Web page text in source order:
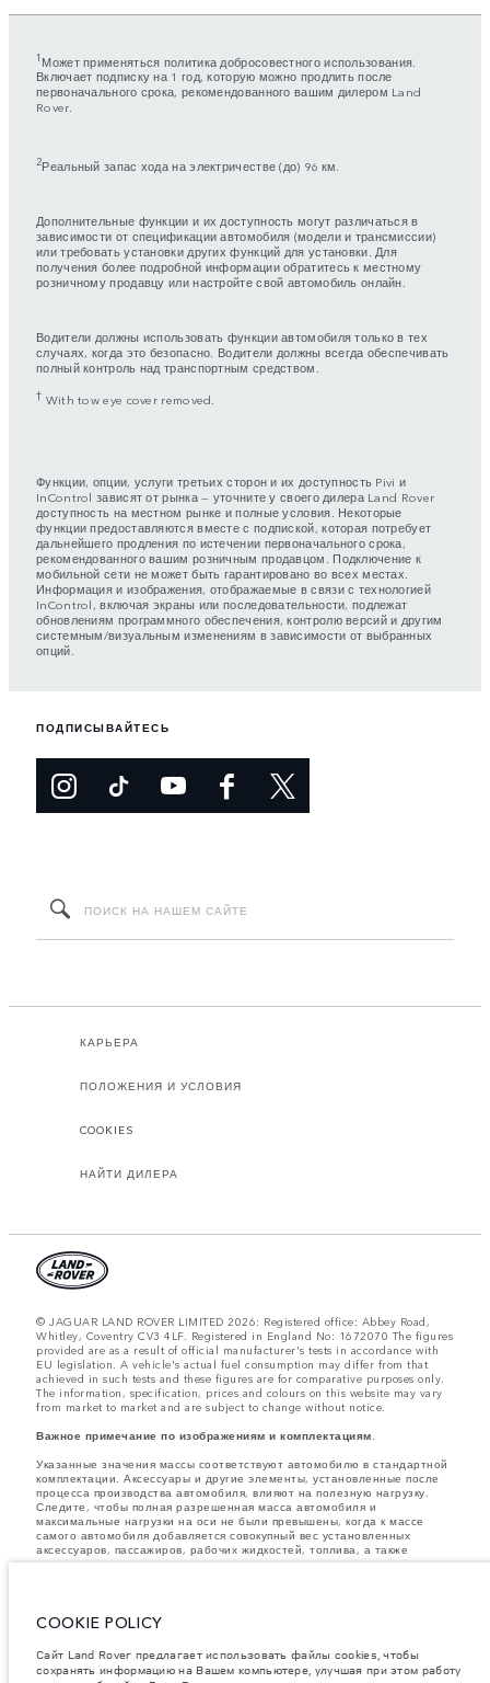
1 Может применяться политика добросовестного использования.
Включает подписку на 1 год, которую можно продлить после
первоначального срока, рекомендованного вашим дилером Land
Rover.
2Реальный запас хода на электричестве (до) 96 км.
Дополнительные функции и их доступность могут различаться в
зависимости от спецификации автомобиля (модели и трансмиссии)
или требовать установки других функций для установки. Для
получения более подробной информации обратитесь к местному
розничному продавцу или настройте свой автомобиль онлайн.
Водители должны использовать функции автомобиля только в тех
случаях, когда это безопасно. Водители должны всегда обеспечивать
полный контроль над транспортным средством.
† With tow eye cover removed.
Функции, опции, услуги третьих сторон и их доступность Pivi и
InControl зависят от рынка — уточните у своего дилера Land Rover
доступность на местном рынке и полные условия. Некоторые
функции предоставляются вместе с подпиской, которая потребует
дальнейшего продления по истечении первоначального срока,
рекомендованного вашим розничным продавцом. Подключение к
мобильной сети не может быть гарантировано во всех местах.
Информация и изображения, отображаемые в связи с технологией
InControl, включая экраны или последовательности, подлежат
обновлениям программного обеспечения, контролю версий и другим
системным/визуальным изменениям в зависимости от выбранных
опций.
ПОДПИСЫВАЙТЕСЬ
КАРЬЕРА
ПОЛОЖЕНИЯ И УСЛОВИЯ
COOKIES
НАЙТИ ДИЛЕРА
© JAGUAR LAND ROVER LIMITED 2026: Registered office: Abbey Road,
Whitley, Coventry CV3 4LF. Registered in England No: 1672070 The figures
provided are as a result of official manufacturer's tests in accordance with
EU legislation. A vehicle's actual fuel consumption may differ from that
achieved in such tests and these figures are for comparative purposes only.
The information, specification, prices and colours on this website may vary
from market to market and are subject to change without notice.
Важное примечание по изображениям и комплектациям.
Указанные значения массы соответствуют автомобилю в стандартной
комплектации. Аксессуары и другие элементы, установленные после
процесса производства автомобиля, влияют на полезную нагрузку.
Следите, чтобы полная разрешенная масса автомобиля и
максимальные нагрузки на оси не были превышены, когда к массе
самого автомобиля добавляется совокупный вес установленных
аксессуаров, пассажиров, рабочих жидкостей, топлива, а также
полезная нагрузка.
автомобилей, а также их запасных частей и аксессуаров. Мы
уведомления. В зависимости от модельного года, определенное
оборудование может быть как стандартным, так и опциональным.
Информация, технические характеристики, описания двигателей и
COOKIE POLICY
Сайт Land Rover предлагает использовать файлы cookies, чтобы
сохранять информацию на Вашем компьютере, улучшая при этом работу